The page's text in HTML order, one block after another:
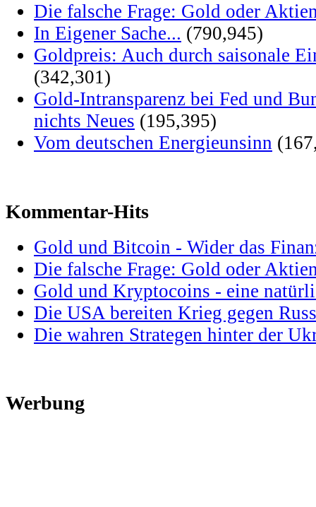
Die falsche Frage: Gold oder
In Eigener Sache... (790,945)
Goldpreis: Auch durch saisonale
(342,301)
Gold-Intransparenz bei Fed und
nichts Neues (195,395)
Vom deutschen Energieunsinn
Kommentar-Hits
Gold und Bitcoin - Wider das
Die falsche Frage: Gold oder
Gold und Kryptocoins - eine
Die USA bereiten Krieg gegen
Die wahren Strategen hinter der
Werbung